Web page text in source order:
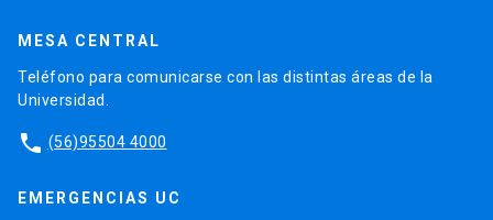
MESA CENTRAL
Teléfono para comunicarse con las distintas áreas de la
Universidad.
phone (56)95504 4000
EMERGENCIAS UC